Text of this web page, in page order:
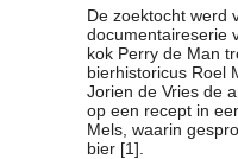
De zoektocht werd
documentaireserie
kok Perry de Man
bierhistoricus Roel
Jorien de Vries de
op een recept in
Mels, waarin
bier [1].
Video